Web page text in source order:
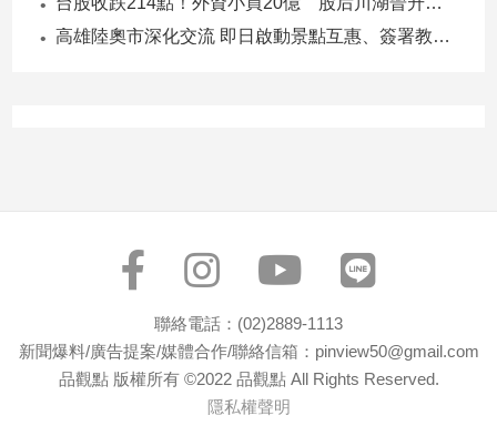
高雄陸奧市深化交流 即日啟動景點互惠、簽署教育合作MOU
聯絡電話：(02)2889-1113
新聞爆料/廣告提案/媒體合作/聯絡信箱：pinview50@gmail.com
品觀點 版權所有 ©2022 品觀點 All Rights Reserved.
隱私權聲明